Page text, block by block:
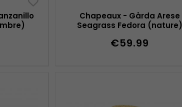
Chapeaux - Gårda Arese
Seagrass Fedora (nature)
€59.99